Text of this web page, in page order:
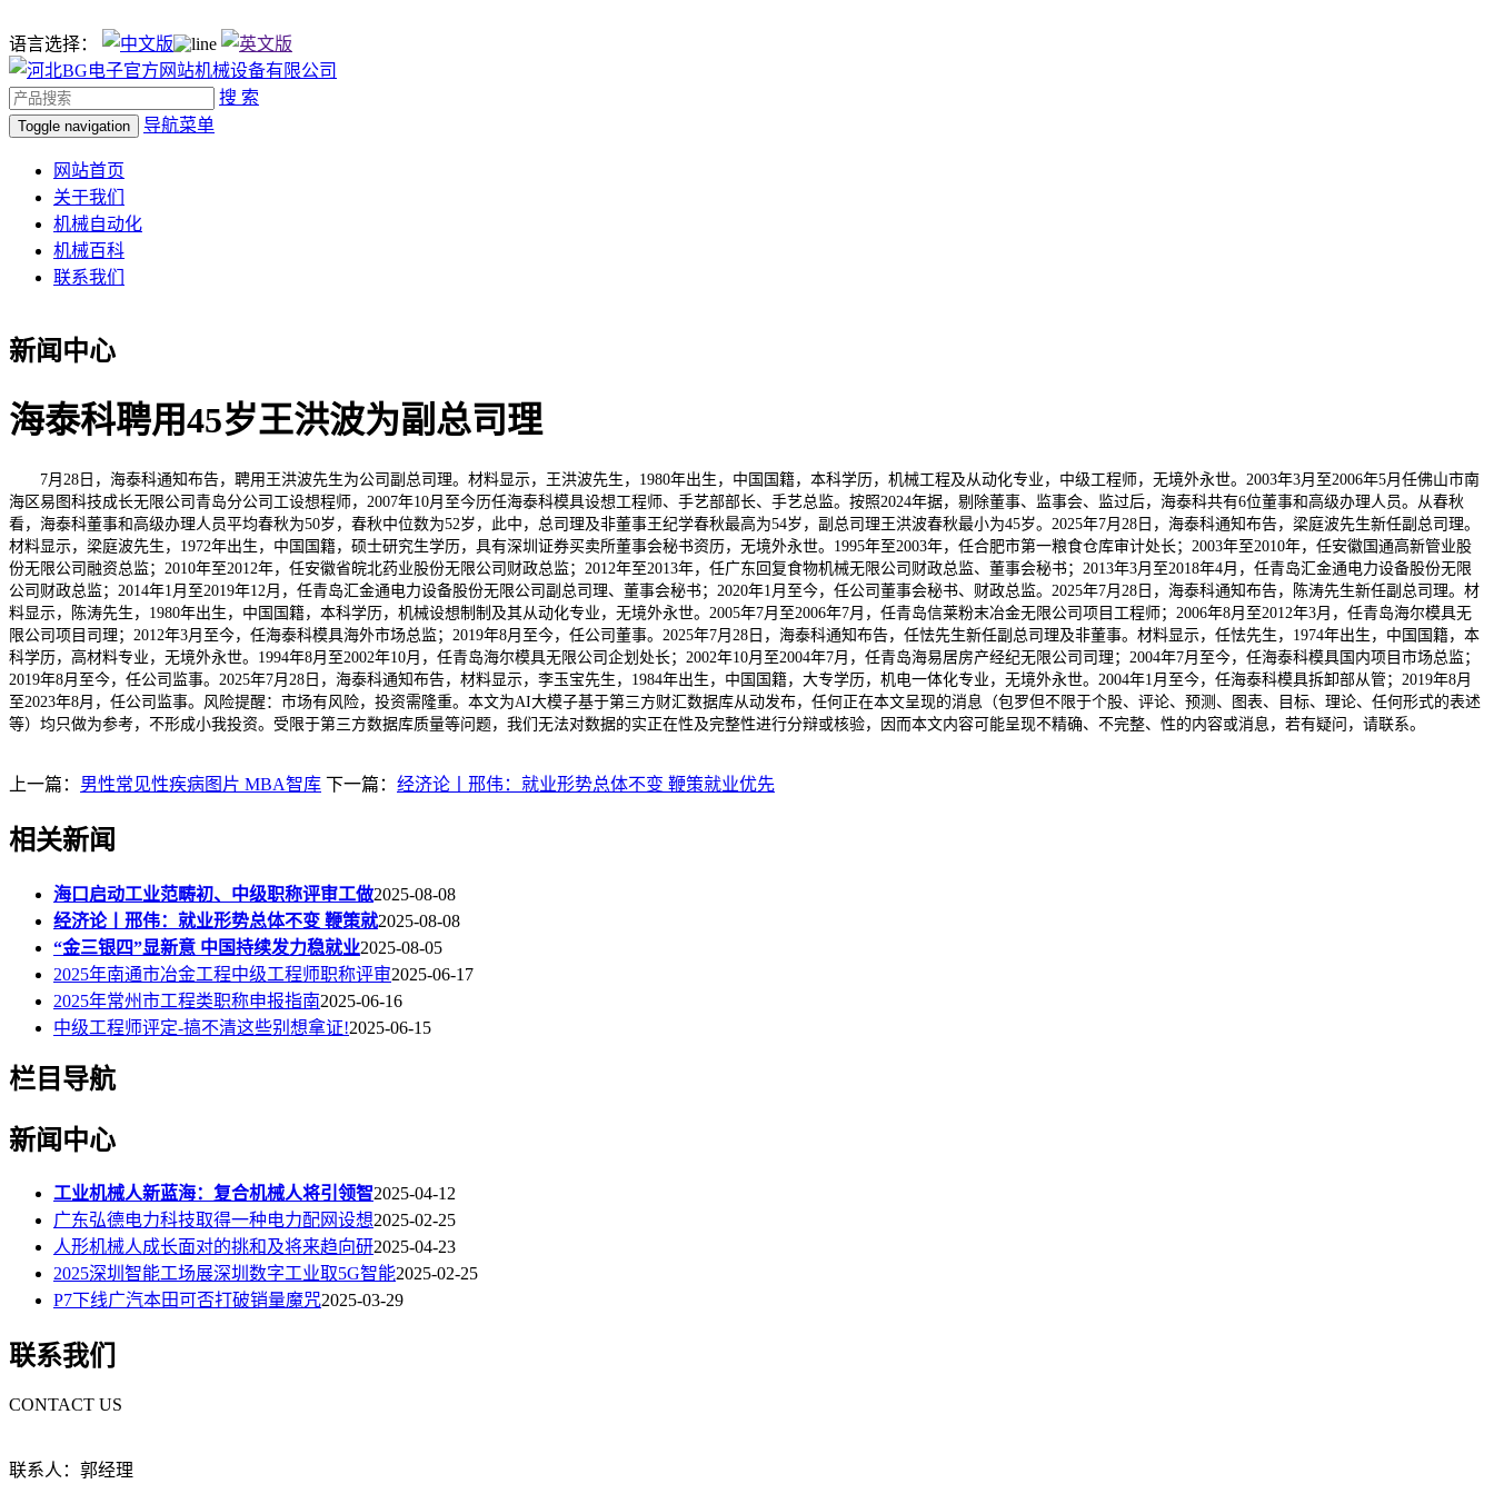
语言选择：
搜 索
Toggle navigation 导航菜单
网站首页
关于我们
机械自动化
机械百科
联系我们
新闻中心
海泰科聘用45岁王洪波为副总司理
7月28日，海泰科通知布告，聘用王洪波先生为公司副总司理。材料显示，王洪波先生，1980年出生，中国国籍，本科学历，机械工程及从动化专业，中级工程师，无境外永世。2003年3月至2006年5月任佛山市南
海区易图科技成长无限公司青岛分公司工设想程师，2007年10月至今历任海泰科模具设想工程师、手艺部部长、手艺总监。按照2024年据，剔除董事、监事会、监过后，海泰科共有6位董事和高级办理人员。从春秋
看，海泰科董事和高级办理人员平均春秋为50岁，春秋中位数为52岁，此中，总司理及非董事王纪学春秋最高为54岁，副总司理王洪波春秋最小为45岁。2025年7月28日，海泰科通知布告，梁庭波先生新任副总司理。
材料显示，梁庭波先生，1972年出生，中国国籍，硕士研究生学历，具有深圳证券买卖所董事会秘书资历，无境外永世。1995年至2003年，任合肥市第一粮食仓库审计处长；2003年至2010年，任安徽国通高新管业股
份无限公司融资总监；2010年至2012年，任安徽省皖北药业股份无限公司财政总监；2012年至2013年，任广东回复食物机械无限公司财政总监、董事会秘书；2013年3月至2018年4月，任青岛汇金通电力设备股份无限
公司财政总监；2014年1月至2019年12月，任青岛汇金通电力设备股份无限公司副总司理、董事会秘书；2020年1月至今，任公司董事会秘书、财政总监。2025年7月28日，海泰科通知布告，陈涛先生新任副总司理。材
料显示，陈涛先生，1980年出生，中国国籍，本科学历，机械设想制制及其从动化专业，无境外永世。2005年7月至2006年7月，任青岛信莱粉末冶金无限公司项目工程师；2006年8月至2012年3月，任青岛海尔模具无
限公司项目司理；2012年3月至今，任海泰科模具海外市场总监；2019年8月至今，任公司董事。2025年7月28日，海泰科通知布告，任怯先生新任副总司理及非董事。材料显示，任怯先生，1974年出生，中国国籍，本
科学历，高材料专业，无境外永世。1994年8月至2002年10月，任青岛海尔模具无限公司企划处长；2002年10月至2004年7月，任青岛海易居房产经纪无限公司司理；2004年7月至今，任海泰科模具国内项目市场总监；
2019年8月至今，任公司监事。2025年7月28日，海泰科通知布告，材料显示，李玉宝先生，1984年出生，中国国籍，大专学历，机电一体化专业，无境外永世。2004年1月至今，任海泰科模具拆卸部从管；2019年8月
至2023年8月，任公司监事。风险提醒：市场有风险，投资需隆重。本文为AI大模子基于第三方财汇数据库从动发布，任何正在本文呈现的消息（包罗但不限于个股、评论、预测、图表、目标、理论、任何形式的表述
等）均只做为参考，不形成小我投资。受限于第三方数据库质量等问题，我们无法对数据的实正在性及完整性进行分辩或核验，因而本文内容可能呈现不精确、不完整、性的内容或消息，若有疑问，请联系。
上一篇： 男性常见性疾病图片 MBA智库 下一篇： 经济论丨邢伟：就业形势总体不变 鞭策就业优先
相关新闻
海口启动工业范畴初、中级职称评审工做2025-08-08
经济论丨邢伟：就业形势总体不变 鞭策就2025-08-08
“金三银四”显新意 中国持续发力稳就业2025-08-05
2025年南通市冶金工程中级工程师职称评审2025-06-17
2025年常州市工程类职称申报指南2025-06-16
中级工程师评定-搞不清这些别想拿证!2025-06-15
栏目导航
新闻中心
工业机械人新蓝海：复合机械人将引领智2025-04-12
广东弘德电力科技取得一种电力配网设想2025-02-25
人形机械人成长面对的挑和及将来趋向研2025-04-23
2025深圳智能工场展深圳数字工业取5G智能2025-02-25
P7下线广汽本田可否打破销量魔咒2025-03-29
联系我们
CONTACT US
联系人：郭经理